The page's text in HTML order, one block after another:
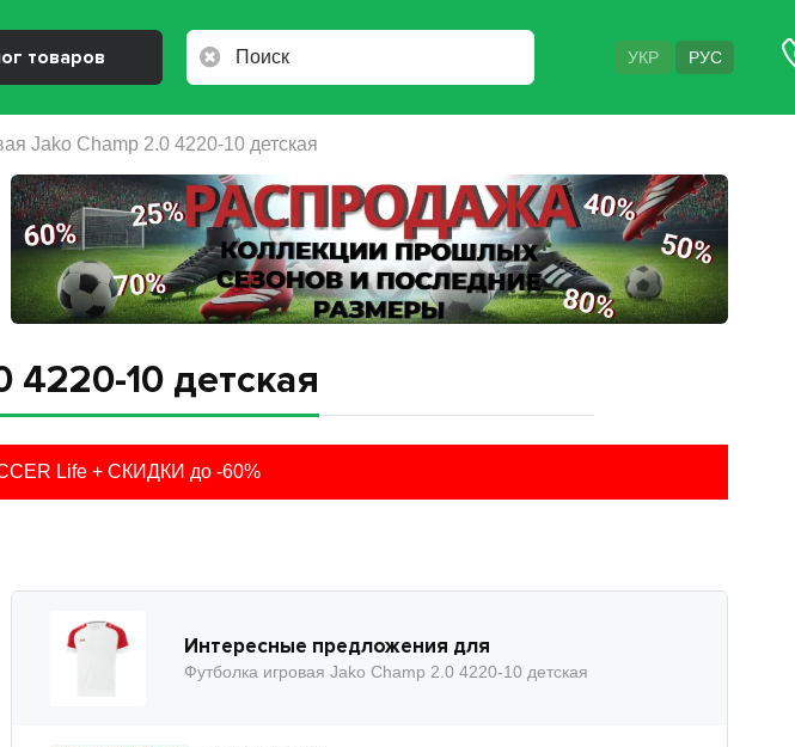
4220-10 детская
Life + СКИДКИ до -60%
Интересные предложения для
Футболка игровая Jako Champ 2.0 4220-10 детская
товаров УКР РУС
Jako Champ 2.0 4220-10 детская